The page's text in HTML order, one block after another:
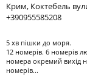
Крим, Коктебель
+390955585208
5 хв пішки до моря.
12 номерів. 6 номерів
номера окремий вихід
номерів...